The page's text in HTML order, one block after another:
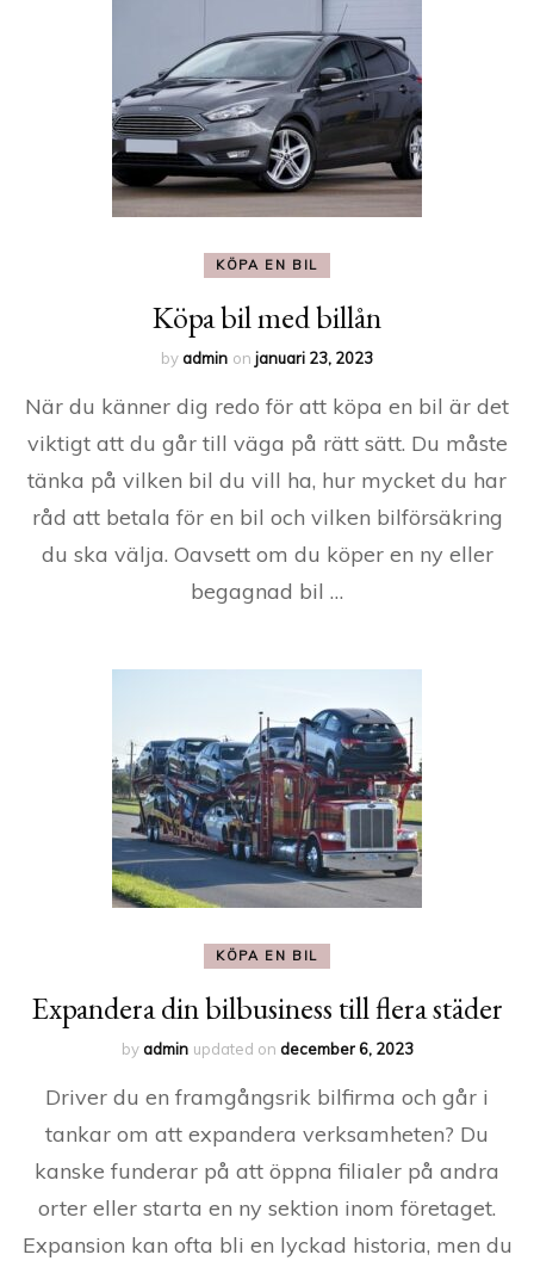
KÖPA EN BIL
Köpa bil med billån
byadmin on januari 23, 2023
När du känner dig redo för att köpa en bil är det
viktigt att du går till väga på rätt sätt. Du måste
tänka på vilken bil du vill ha, hur mycket du har
råd att betala för en bil och vilken bilförsäkring
du ska välja. Oavsett om du köper en ny eller
begagnad bil …
KÖPA EN BIL
Expandera din bilbusiness till flera städer
byadmin updated on december 6, 2023
Driver du en framgångsrik bilfirma och går i
tankar om att expandera verksamheten? Du
kanske funderar på att öppna filialer på andra
orter eller starta en ny sektion inom företaget.
Expansion kan ofta bli en lyckad historia, men du